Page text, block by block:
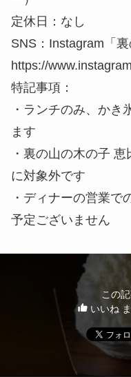
定休日：なし
SNS：Instagram「裏
https://
特記事項：
・ランチのみ、かき
ます
・裏の山の木の子
に対象外です
・ディナーの営業で
予定ございません
この
いいね